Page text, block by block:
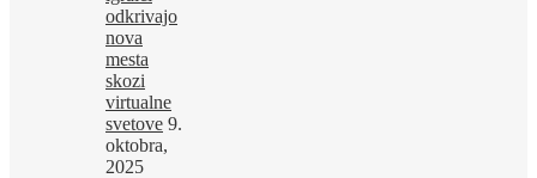
odkrivajo
nova
mesta
skozi
virtualne
svetove 9.
oktobra,
2025